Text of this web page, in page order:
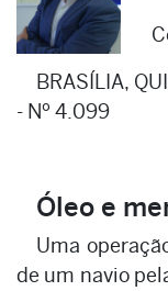
BRASÍLIA,
- Nº 4.099
Óleo e
Uma
de um navio